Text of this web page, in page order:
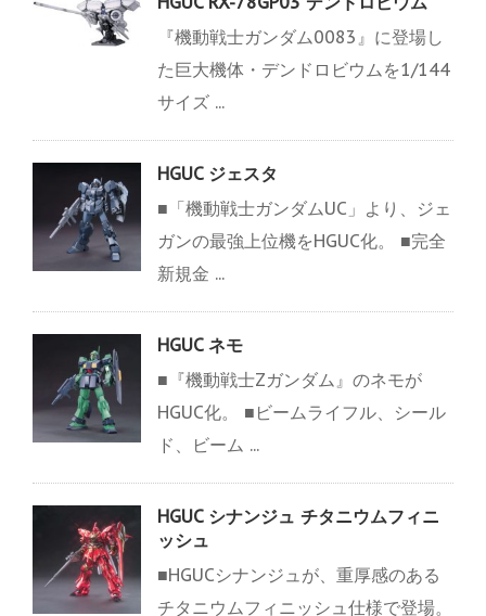
『機動戦士ガンダム0083』に登場し
た巨大機体・デンドロビウムを1/144
サイズ ...
HGUC ジェスタ
■「機動戦士ガンダムUC」より、ジェ
ガンの最強上位機をHGUC化。 ■完全
新規金 ...
HGUC ネモ
■『機動戦士Zガンダム』のネモが
HGUC化。 ■ビームライフル、シール
ド、ビーム ...
HGUC シナンジュ チタニウムフィニ
ッシュ
■HGUCシナンジュが、重厚感のある
チタニウムフィニッシュ仕様で登場。